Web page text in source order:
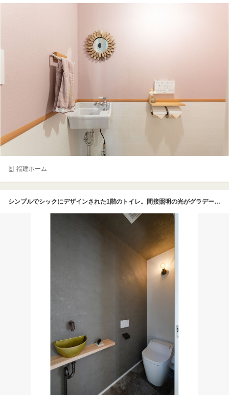
福建ホーム
シンプルでシックにデザインされた1階のトイレ。間接照明の光がグラデーションのように壁や天井に広がる。可愛い手洗いカウンター付で、家族が毎日使う場所だからデザインもこだわった